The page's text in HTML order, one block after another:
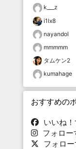
k___z
i1lx8
nayandol
mmmmm
タムケン2
kumahage
おすすめの
いいね！
フォロー
フォロー